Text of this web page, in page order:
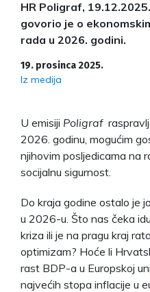
HR Poligraf,
govorio je o
rada u 2026. godini.
19. prosinca 2025.
Iz medija
U emisiji Poligraf
2026. godinu, mogućim
njihovim posljedicama na
socijalnu sigurnost.
Do kraja godine ostalo je
u 2026-u. Što nas čeka
kriza ili je na pragu kraj
optimizam? Hoće li
rast BDP-a u Europskoj
najvećih stopa inflacije u